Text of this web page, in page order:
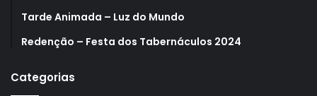
Tarde Animada – Luz do Mundo
Redenção – Festa dos Tabernáculos 2024
Categorias